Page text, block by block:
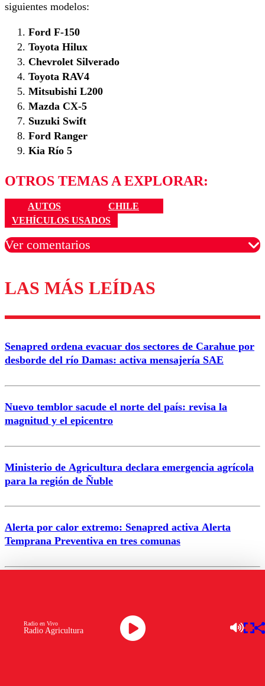
siguientes modelos:
Ford F-150
Toyota Hilux
Chevrolet Silverado
Toyota RAV4
Mitsubishi L200
Mazda CX-5
Suzuki Swift
Ford Ranger
Kia Río 5
OTROS TEMAS A EXPLORAR:
AUTOS
CHILE
VEHÍCULOS USADOS
Ver comentarios
Los comentarios son moderados para garantizar un
diálogo respetuoso.
Correo
LAS MÁS LEÍDAS
Senapred ordena evacuar dos sectores de Carahue por
desborde del río Damas: activa mensajería SAE
Nuevo temblor sacude el norte del país: revisa la
magnitud y el epicentro
Ministerio de Agricultura declara emergencia agrícola
para la región de Ñuble
Alerta por calor extremo: Senapred activa Alerta
Temprana Preventiva en tres comunas
DATO PRACTICO
Radio Agricultura
Radio en Vivo